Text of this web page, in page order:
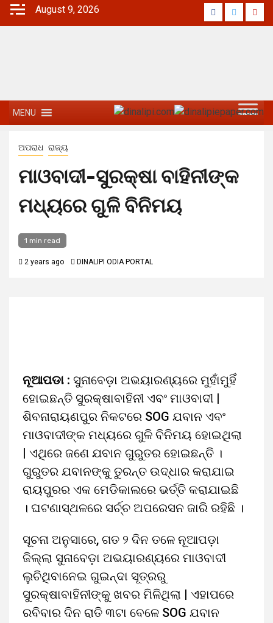
August 9, 2026
MENU
ଅପରାଧ ରାଜ୍ୟ
ମାଓବାଦୀ-ସୁରକ୍ଷା ବାହିନୀଙ୍କ
ମଧ୍ୟରେ ଗୁଳି ବିନିମୟ
1 min read
2 years ago DINALIPI ODIA PORTAL
ନୂଆପଡା : ସୁନାବେଡ଼ା ଅଭୟାରଣ୍ୟରେ ମୁହାଁମୁହିଁ
ହୋଇଛନ୍ତି ସୁରକ୍ଷାବାହିନୀ ଏବଂ ମାଓବାଦୀ |
ଶିବନାରାୟଣପୁର ନିକଟରେ SOG ଯବାନ ଏବଂ
ମାଓବାଦୀଙ୍କ ମଧ୍ୟରେ ଗୁଳି ବିନିମୟ ହୋଇଥିଲା
| ଏଥିରେ ଜଣେ ଯବାନ ଗୁରୁତର ହୋଇଛନ୍ତି ।
ଗୁରୁତର ଯବାନଙ୍କୁ ତୁରନ୍ତ ଉଦ୍ଧାର କରାଯାଇ
ରାୟପୁରର ଏକ ମେଡିକାଲରେ ଭର୍ତ୍ତି କରାଯାଇଛି
। ଘଟଣାସ୍ଥଳରେ ସର୍ଚ୍ଚ ଅପରେସନ ଜାରି ରହିଛି ।
ସୂଚନା ଅନୁସାରେ, ଗତ ୨ ଦିନ ତଳେ ନୂଆପଡ଼ା
ଜିଲ୍ଲା ସୁନାବେଡ଼ା ଅଭୟାରଣ୍ୟରେ ମାଓବାଦୀ
ଲୁଚିଥିବାନେଇ ଗୁଇନ୍ଦା ସୂତ୍ରରୁ
ସୁରକ୍ଷାବାହିନୀଙ୍କୁ ଖବର ମିଳିଥିଲା | ଏହାପରେ
ରବିବାର ଦିନ ରାତି ୩ଟା ବେଳେ SOG ଯବାନ